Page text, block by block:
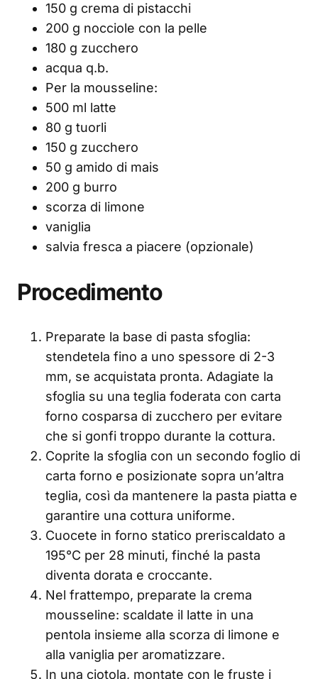
150 g crema di pistacchi
200 g nocciole con la pelle
180 g zucchero
acqua q.b.
Per la mousseline:
500 ml latte
80 g tuorli
150 g zucchero
50 g amido di mais
200 g burro
scorza di limone
vaniglia
salvia fresca a piacere (opzionale)
Procedimento
Preparate la base di pasta sfoglia:
stendetela fino a uno spessore di 2-3
mm, se acquistata pronta. Adagiate la
sfoglia su una teglia foderata con carta
forno cosparsa di zucchero per evitare
che si gonfi troppo durante la cottura.
Coprite la sfoglia con un secondo foglio di
carta forno e posizionate sopra un’altra
teglia, così da mantenere la pasta piatta e
garantire una cottura uniforme.
Cuocete in forno statico preriscaldato a
195°C per 28 minuti, finché la pasta
diventa dorata e croccante.
Nel frattempo, preparate la crema
mousseline: scaldate il latte in una
pentola insieme alla scorza di limone e
alla vaniglia per aromatizzare.
In una ciotola, montate con le fruste i